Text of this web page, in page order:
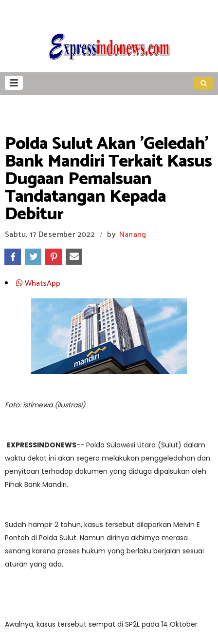
Polda Sulut Akan 'Geledah'
Bank Mandiri Terkait Kasus
Dugaan Pemalsuan
Tandatangan Kepada
Debitur
Sabtu, 17 Desember 2022 / by Nanang
WhatsApp
Foto: istimewa (ilustrasi)
EXPRESSINDONEWS-- Polda Sulawesi Utara (Sulut) dalam
waktu dekat ini akan segera melakukan penggeledahan dan
penyitaan terhadap dokumen yang diduga dipalsukan oleh
Pihak Bank Mandiri.
Sudah hampir 2 tahun, kasus tersebut dilaporkan Melvin E
Pontoh di Polda Sulut. Namun dirinya akhirnya merasa
senang karena proses hukum yang berlaku berjalan sesuai
aturan yang ada.
Awalnya, kasus tersebut sempat di SP2L pada 14 Oktober